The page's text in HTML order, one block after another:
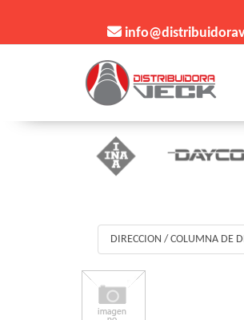
DIRECCION / COLUMNA DE